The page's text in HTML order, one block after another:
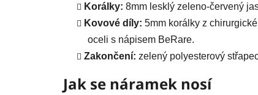
Korálky: 8mm lesklý zeleno-červený
Kovové díly: 5mm korálky z
oceli s nápisem BeRare.
Zakončení: zelený polyesterový
Jak se náramek nosí